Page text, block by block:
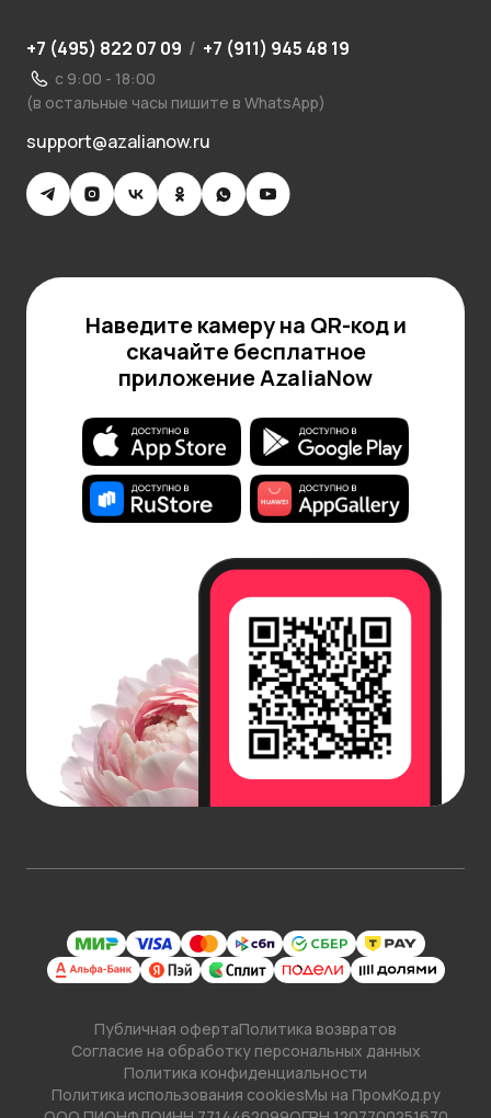
+7 (495) 822 07 09 / +7 (911) 945 48 19
с 9:00 - 18:00
(в остальные часы пишите в WhatsApp)
support@azalianow.ru
Наведите камеру на QR-код и
скачайте бесплатное
приложение AzaliaNow
Публичная офертаПолитика возвратов
Согласие на обработку персональных данных
Политика конфиденциальности
Политика использования cookiesМы на ПромКод.ру